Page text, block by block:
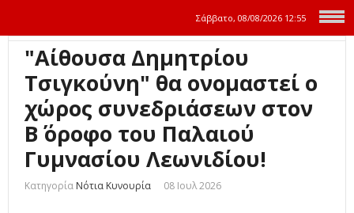
Σάββατο, 08/08/2026 12:55
"Αίθουσα Δημητρίου
Τσιγκούνη" θα ονομαστεί ο
χώρος συνεδριάσεων στον
Β΄ όροφο του Παλαιού
Γυμνασίου Λεωνιδίου!
Κατηγορία Νότια Κυνουρία 08 Ιουλ 2026